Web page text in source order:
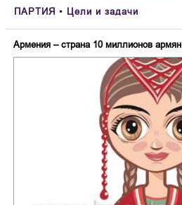
ПАРТИЯ • Цели и задачи
Армения – страна 10 миллионов армян